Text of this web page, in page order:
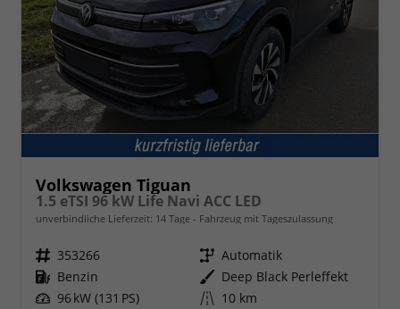
Volkswagen Tiguan
1.5 eTSI 96 kW Life Navi ACC LED
unverbindliche Lieferzeit: 14 Tage Fahrzeug mit Tageszulassung
Fahrzeugnr. 353266 Getriebe Automatik
Kraftstoff Benzin Außenfarbe Deep Black Perleffekt
Leistung 96 kW (131 PS) Kilometerstand 10 km